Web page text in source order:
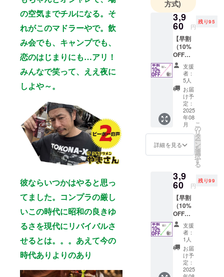
の空気までチルになる。そ
れがこのマドラーやで。飲
み会でも、キャンプでも、
恋のはじまりにも…アリ！
みんなで笑って、ええ夜に
しよや～。
彼ならいつかはやると思っ
てました。コンプラの厳し
いこの時代に昭和の良きゆ
るさを現代にリバイバルさ
せるとは。。。あえて今の
時代ありよりのあり
方式)
3,9
60 円
残り95
【早割
（10%
OFF）
】
CAMPF
IRE限定
PRICE
！割引
したマ
ドラー
を1本お
届け！
販売予
定価格
4,400円
》3,960
円 〈内
容〉 ・
ハンド
ラー ピ
ンク 1
本 ※リ
ターン
はすべ
て税・
送料込
みの金
額にな
支援
者：
5人
お届
け予
定：
2025
年08
月
詳細を見る
こ
の
リ
タ
ー
ン
を
選
択
す
る
3,9
60 円
残り99
【早割
（10%
OFF）
】
CAMPF
IRE限定
PRICE
！割引
したマ
ドラー
支援
者：
1人
お届
け予
定：
2025